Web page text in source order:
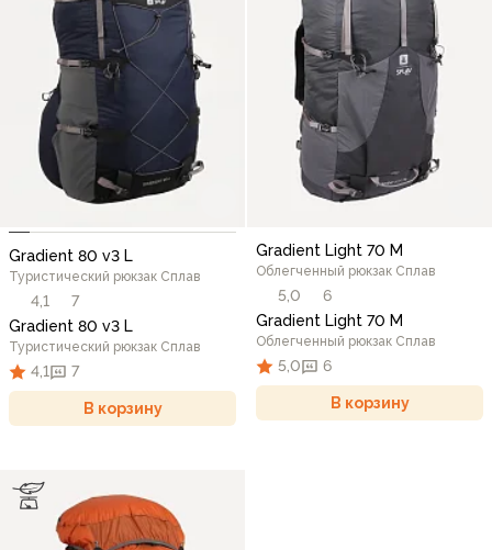
Gradient 80 v3 L
Туристический рюкзак Сплав
4,1
7
Gradient 80 v3 L
Туристический рюкзак Сплав
4,1 7
В корзину
Gradient Light 70 M
Облегченный рюкзак Сплав
5,0
6
Gradient Light 70 M
Облегченный рюкзак Сплав
5,0 6
В корзину